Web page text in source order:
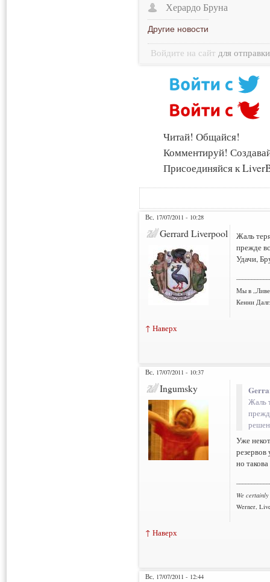
Херардо Бруна
Другие новости
Войдите на сайт для
Читай! Общайся!
Комментируй!
Присоединяйся к
Вс, 17/07/2011 - 10:28
Gerrard Liverpool
Жаль
прежде
Удачи,
Мы в
Кенни
↑ Наверх
Вс, 17/07/2011 - 10:37
Ingumsky
Жаль
Уже
но
We
Werner,
↑ Наверх
Вс, 17/07/2011 - 12:44